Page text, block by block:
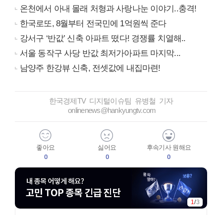
온천에서 아내 몰래 처형과 사랑나눈 이야기..충격!
한국로또, 8월부터 전국민에 1억원씩 준다
강서구 ‘반값’ 신축 아파트 떴다! 경쟁률 치열해..
서울 동작구 사당 반값 최저가아파트 마지막...
남양주 한강뷰 신축, 전셋값에 내집마련!
한국경제TV 디지털이슈팀 유병철 기자
onlinenews@hankyungtv.com
좋아요
0
싫어요
0
후속기사 원해요
0
1 /3